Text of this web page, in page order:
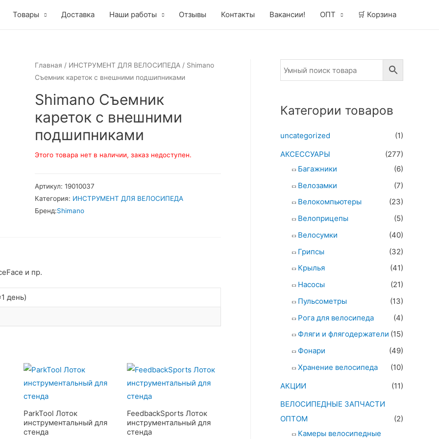
Товары Доставка Наши работы Отзывы Контакты Вакансии! ОПТ 🛒 Корзина
Главная / ИНСТРУМЕНТ ДЛЯ ВЕЛОСИПЕДА/ Shimano
Съемник кареток с внешними подшипниками
Shimano Съемник
кареток с внешними
подшипниками
Этого товара нет в наличии, заказ недоступен.
Артикул: 19010037
Категория: ИНСТРУМЕНТ ДЛЯ ВЕЛОСИПЕДА
Бренд:Shimano
и пр.
день)
ParkTool Лоток
инструментальный для
стенда
FeedbackSports Лоток
инструментальный для
стенда
Категории товаров
uncategorized
(1)
АКСЕССУАРЫ
(277)
Багажники
(6)
Велозамки
(7)
Велокомпьютеры
(23)
Велоприцепы
(5)
Велосумки
(40)
Грипсы
(32)
Крылья
(41)
Насосы
(21)
Пульсометры
(13)
Рога для велосипеда
(4)
Фляги и флягодержатели (15)
Фонари
(49)
Хранение велосипеда
(10)
АКЦИИ
(11)
ВЕЛОСИПЕДНЫЕ ЗАПЧАСТИ
ОПТОМ
(2)
Камеры велосипедные